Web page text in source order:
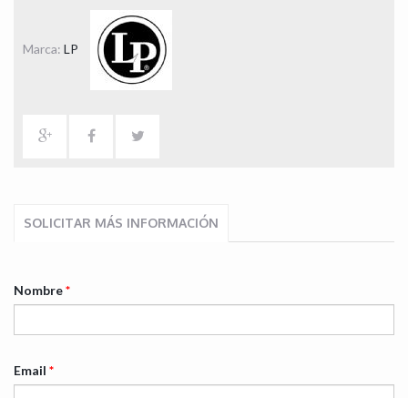
Marca: LP
SOLICITAR MÁS INFORMACIÓN
Nombre*
Email *